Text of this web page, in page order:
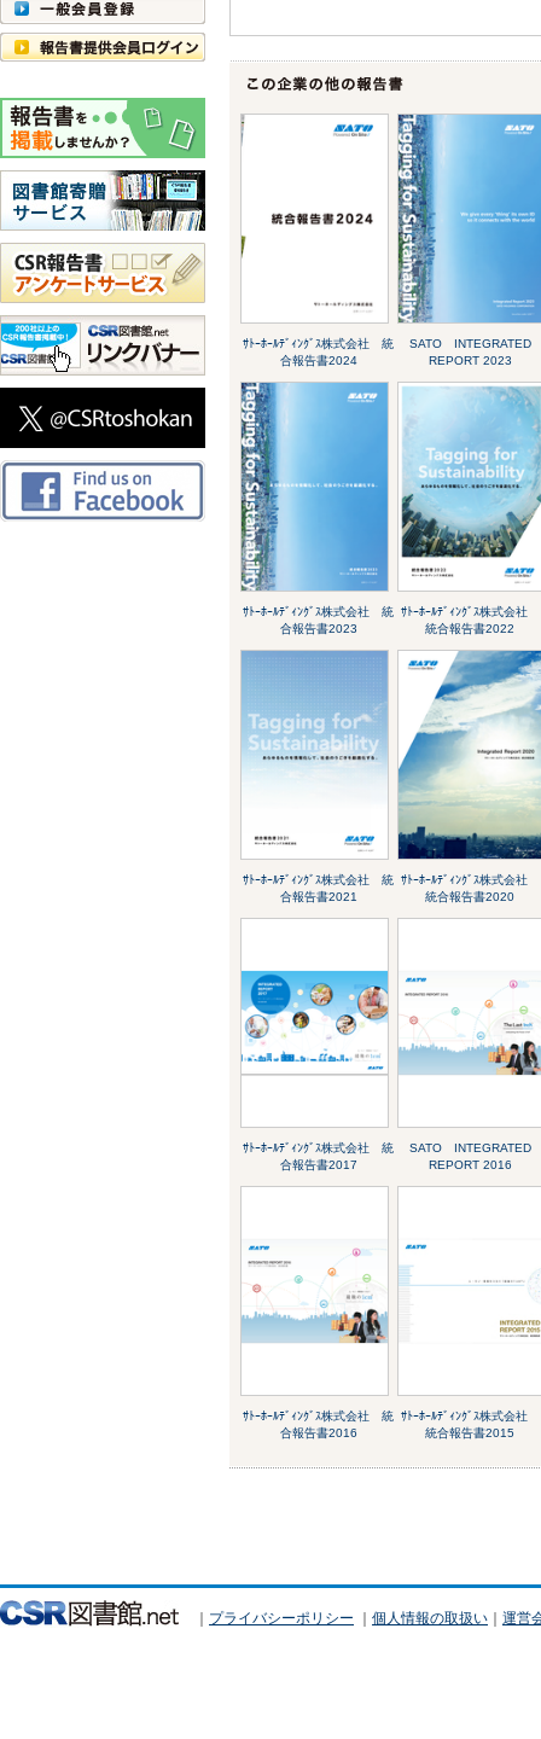
ｻﾄｰﾎｰﾙﾃﾞｨﾝｸﾞｽ株式会社 統
合報告書2024
SATO INTEGRATED
REPORT 2023
ｻﾄｰﾎｰﾙﾃﾞｨﾝｸﾞｽ株式会社 統
合報告書2023
ｻﾄｰﾎｰﾙﾃﾞｨﾝｸﾞｽ株式会社
統合報告書2022
ｻﾄｰﾎｰﾙﾃﾞｨﾝｸﾞｽ株式会社 統
合報告書2021
ｻﾄｰﾎｰﾙﾃﾞｨﾝｸﾞｽ株式会社
統合報告書2020
ｻﾄｰﾎｰﾙﾃﾞｨﾝｸﾞｽ株式会社 統
合報告書2017
SATO INTEGRATED
REPORT 2016
ｻﾄｰﾎｰﾙﾃﾞｨﾝｸﾞｽ株式会社 統
合報告書2016
ｻﾄｰﾎｰﾙﾃﾞｨﾝｸﾞｽ株式会社
統合報告書2015
｜ プライバシーポリシー ｜ 個人情報の取扱い ｜ 運営